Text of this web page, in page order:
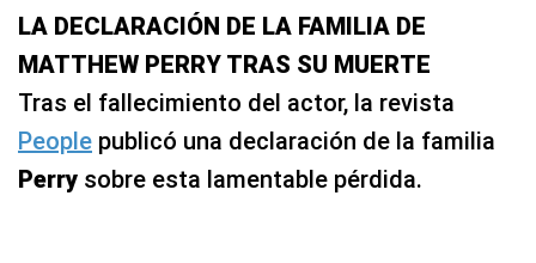
LA DECLARACIÓN DE LA FAMILIA DE
MATTHEW PERRY TRAS SU MUERTE
Tras el fallecimiento del actor, la revista
People publicó una declaración de la familia
Perry sobre esta lamentable pérdida.